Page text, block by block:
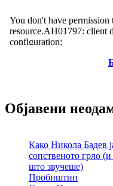
Објавени
Како Никола Бадев
сопственото грло
што звучеше)
Пробиштип